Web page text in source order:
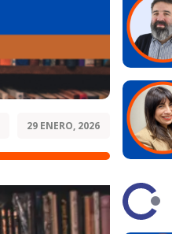
29 ENERO, 2026